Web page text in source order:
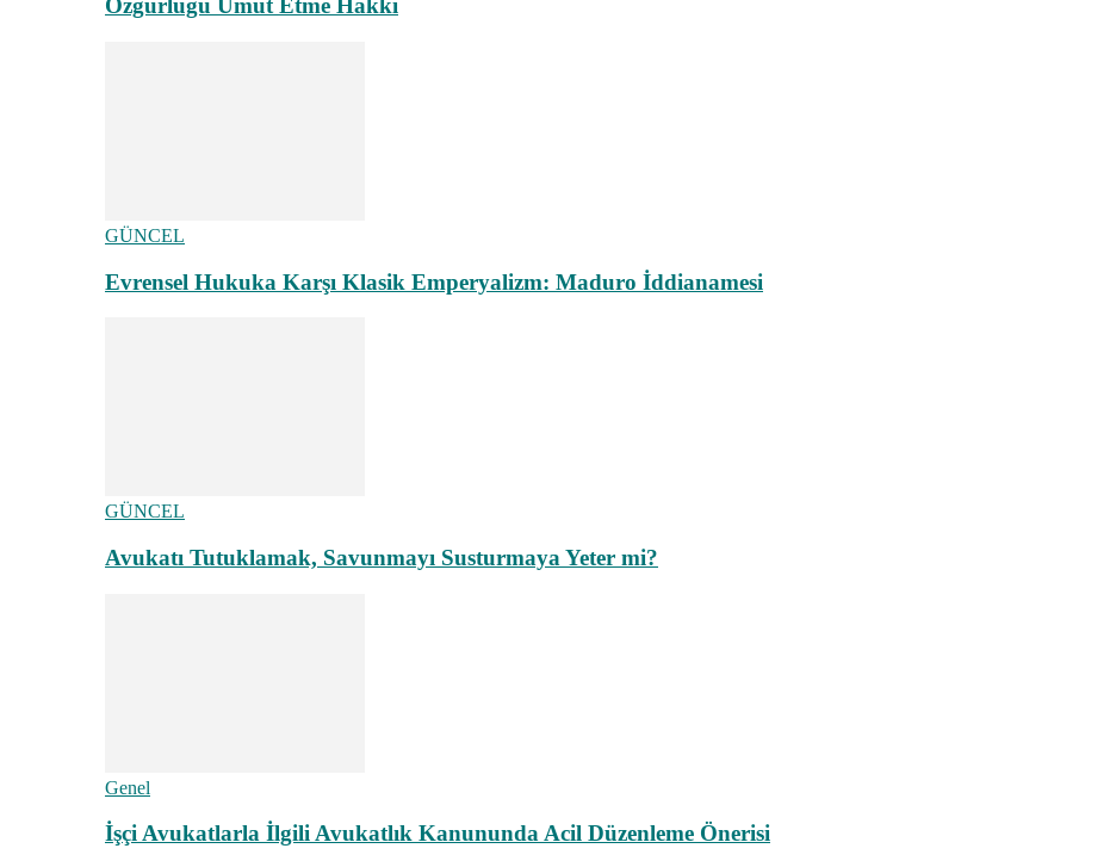
Özgürlüğü Umut Etme Hakkı
GÜNCEL
Evrensel Hukuka Karşı Klasik Emperyalizm: Maduro İddianamesi
GÜNCEL
Avukatı Tutuklamak, Savunmayı Susturmaya Yeter mi?
Genel
İşçi Avukatlarla İlgili Avukatlık Kanununda Acil Düzenleme Önerisi